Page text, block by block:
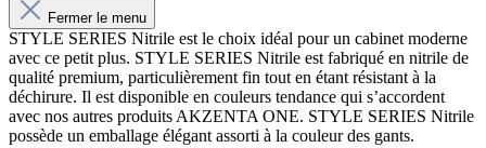
Fermer le menu
STYLE SERIES Nitrile est le choix idéal pour un cabinet moderne
avec ce petit plus. STYLE SERIES Nitrile est fabriqué en nitrile de
qualité premium, particulièrement fin tout en étant résistant à la
déchirure. Il est disponible en couleurs tendance qui s’accordent
avec nos autres produits AKZENTA ONE. STYLE SERIES Nitrile
possède un emballage élégant assorti à la couleur des gants.